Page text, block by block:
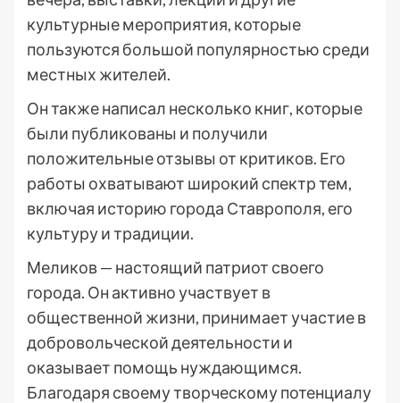
культурные мероприятия, которые
пользуются большой популярностью среди
местных жителей.
Он также написал несколько книг, которые
были публикованы и получили
положительные отзывы от критиков. Его
работы охватывают широкий спектр тем,
включая историю города Ставрополя, его
культуру и традиции.
Меликов — настоящий патриот своего
города. Он активно участвует в
общественной жизни, принимает участие в
добровольческой деятельности и
оказывает помощь нуждающимся.
Благодаря своему творческому потенциалу